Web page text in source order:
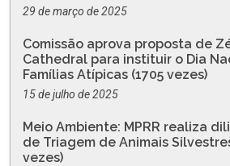
29 de março de 2025
Comissão aprova proposta de
Cathedral para instituir o Dia
Famílias Atípicas (1705 vezes)
15 de julho de 2025
Meio Ambiente: MPRR realiza
de Triagem de Animais
vezes)